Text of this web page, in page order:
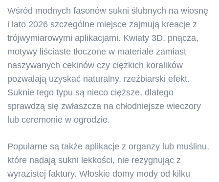
Wśród modnych fasonów sukni ślubnych na wiosnę
i lato 2026 szczególne miejsce zajmują kreacje z
trójwymiarowymi aplikacjami. Kwiaty 3D, pnącza,
motywy liściaste tłoczone w materiale zamiast
naszywanych cekinów czy ciężkich koralików
pozwalają uzyskać naturalny, rzeźbiarski efekt.
Suknie tego typu są nieco cięższe, dlatego
sprawdzą się zwłaszcza na chłodniejsze wieczory
lub ceremonie w ogrodzie.
Popularne są także aplikacje z organzy lub muślinu,
które nadają sukni lekkości, nie rezygnując z
wyrazistej faktury. Włoskie domy mody od kilku